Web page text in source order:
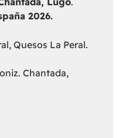
2026.
Quesos La Peral.
Chantada,